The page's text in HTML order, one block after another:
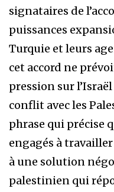
signataires de
puissances
Turquie et leurs
cet accord ne
pression sur
conflit avec les
phrase qui précise
engagés à
à une solution
palestinien qui